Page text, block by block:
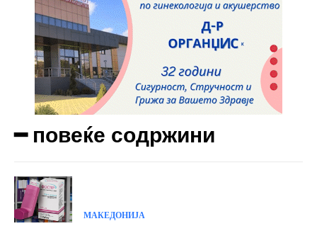
Ut mollis pellentesque tortor
Nullam eu erat condimentum
Donec quis est ac felis
Orci varius natoque dolor
Yearly pricing Monthly pricing
━ повеќе содржини
МАКЕДОНИЈА